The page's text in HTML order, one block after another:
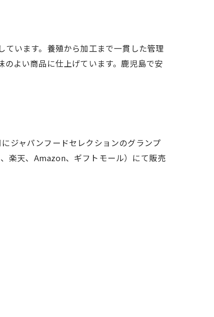
います。養殖から加工まで一貫した管理
よい商品に仕上げています。鹿児島で安
ジャパンフードセレクションのグランプ
楽天、Amazon、ギフトモール）にて販売